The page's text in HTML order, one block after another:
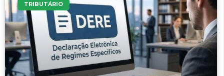
TRIBUTÁRIO